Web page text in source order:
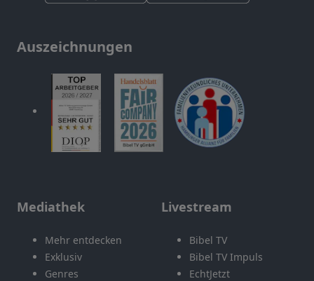
Auszeichnungen
Mediathek
Mehr entdecken
Exklusiv
Genres
Livestream
Bibel TV
Bibel TV Impuls
EchtJetzt